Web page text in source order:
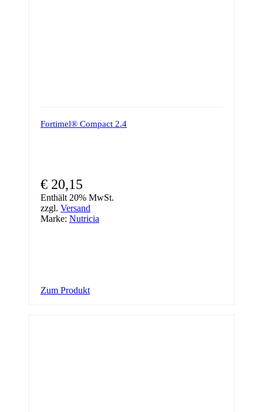
Fortimel® Compact 2.4
€ 20,15
Enthält 20% MwSt.
zzgl. Versand
Marke: Nutricia
Zum Produkt